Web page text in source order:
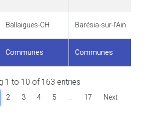
Ballaigues-CH Barésia-sur-l'Ain
Communes Communes
1 to 10 of 163 entries
2 3 4 5 … 17 Next